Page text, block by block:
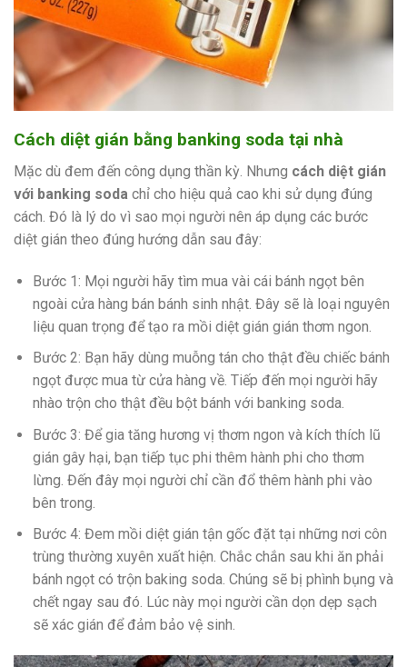
Cách diệt gián bằng banking soda tại nhà
Mặc dù đem đến công dụng thần kỳ. Nhưng cách diệt gián
với banking soda chỉ cho hiệu quả cao khi sử dụng đúng
cách. Đó là lý do vì sao mọi người nên áp dụng các bước
diệt gián theo đúng hướng dẫn sau đây:
Bước 1: Mọi người hãy tìm mua vài cái bánh ngọt bên
ngoài cửa hàng bán bánh sinh nhật. Đây sẽ là loại nguyên
liệu quan trọng để tạo ra mồi diệt gián gián thơm ngon.
Bước 2: Bạn hãy dùng muỗng tán cho thật đều chiếc bánh
ngọt được mua từ cửa hàng về. Tiếp đến mọi người hãy
nhào trộn cho thật đều bột bánh với banking soda.
Bước 3: Để gia tăng hương vị thơm ngon và kích thích lũ
gián gây hại, bạn tiếp tục phi thêm hành phi cho thơm
lừng. Đến đây mọi người chỉ cần đổ thêm hành phi vào
bên trong.
Bước 4: Đem mồi diệt gián tận gốc đặt tại những nơi côn
trùng thường xuyên xuất hiện. Chắc chắn sau khi ăn phải
bánh ngọt có trộn baking soda. Chúng sẽ bị phình bụng và
chết ngay sau đó. Lúc này mọi người cần dọn dẹp sạch
sẽ xác gián để đảm bảo vệ sinh.